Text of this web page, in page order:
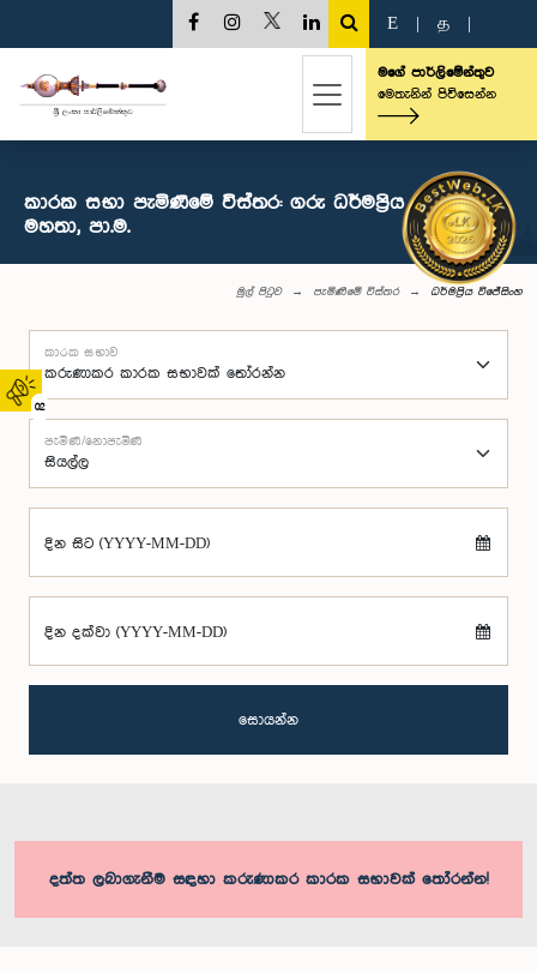
02
E த
මගේ පාර්ලිමේන්තුව
මෙතැනින් පිවිසෙන්න
කාරක සභා පැමිණීමේ විස්තර: ගරු ධර්මප්‍රිය විජේසිංහ
මහතා, පා.ම.
මුල් පිටුව පැමිණීමේ විස්තර ධර්මප්‍රිය විජේසිංහ
කාරක සභාව
පැමිණි/නොපැමිණි
දින සිට (YYYY-MM-DD)
දින දක්වා (YYYY-MM-DD)
සොයන්න
දත්ත ලබාගැනීම සඳහා කරුණාකර කාරක සභාවක් තෝරන්න!